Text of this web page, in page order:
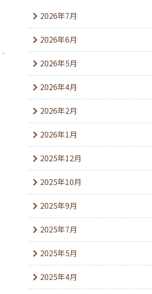
2026年7月
2026年6月
2026年5月
2026年4月
2026年2月
2026年1月
2025年12月
2025年10月
2025年9月
2025年7月
2025年5月
2025年4月